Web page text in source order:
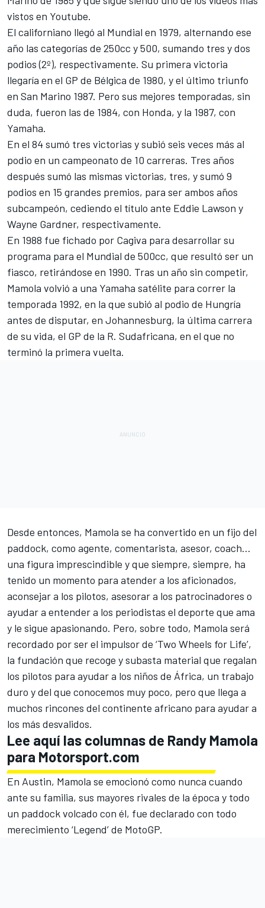
vistos en Youtube.
El californiano llegó al Mundial en 1979, alternando ese
año las categorías de 250cc y 500, sumando tres y dos
podios (2º), respectivamente. Su primera victoria
llegaría en el GP de Bélgica de 1980, y el último triunfo
en San Marino 1987. Pero sus mejores temporadas, sin
duda, fueron las de 1984, con Honda, y la 1987, con
Yamaha.
En el 84 sumó tres victorias y subió seis veces más al
podio en un campeonato de 10 carreras. Tres años
después sumó las mismas victorias, tres, y sumó 9
podios en 15 grandes premios, para ser ambos años
subcampeón, cediendo el título ante Eddie Lawson y
Wayne Gardner, respectivamente.
En 1988 fue fichado por Cagiva para desarrollar su
programa para el Mundial de 500cc, que resultó ser un
fiasco, retirándose en 1990. Tras un año sin competir,
Mamola volvió a una Yamaha satélite para correr la
temporada 1992, en la que subió al podio de Hungría
antes de disputar, en Johannesburg, la última carrera
de su vida, el GP de la R. Sudafricana, en el que no
terminó la primera vuelta.
Desde entonces, Mamola se ha convertido en un fijo del
paddock, como agente, comentarista, asesor, coach…
una figura imprescindible y que siempre, siempre, ha
tenido un momento para atender a los aficionados,
aconsejar a los pilotos, asesorar a los patrocinadores o
ayudar a entender a los periodistas el deporte que ama
y le sigue apasionando. Pero, sobre todo, Mamola será
recordado por ser el impulsor de ‘Two Wheels for Life’,
la fundación que recoge y subasta material que regalan
los pilotos para ayudar a los niños de África, un trabajo
duro y del que conocemos muy poco, pero que llega a
muchos rincones del continente africano para ayudar a
los más desvalidos.
Lee aquí las columnas de Randy Mamola
para Motorsport.com
En Austin, Mamola se emocionó como nunca cuando
ante su familia, sus mayores rivales de la época y todo
un paddock volcado con él, fue declarado con todo
merecimiento ‘Legend’ de MotoGP.